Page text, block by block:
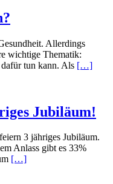
Allerdings
wichtige Thematik:
tun kann. Als […]
Jubiläum!
3 jähriges Jubiläum.
Anlass gibt es 33%
[…]